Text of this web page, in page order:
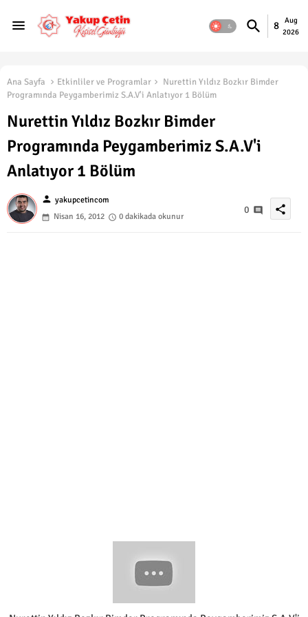
8
Aug
2026
Ana Sayfa Etkinliler ve Programlar
Nurettin Yıldız Bozkır Bimder
Programında Peygamberimiz S.A.V'i Anlatıyor 1 Bölüm
Nurettin Yıldız Bozkır Bimder
Programında Peygamberimiz S.A.V'i
Anlatıyor 1 Bölüm
person yakupcetincom
Nisan 16, 2012
0 dakikada okunur
0 share